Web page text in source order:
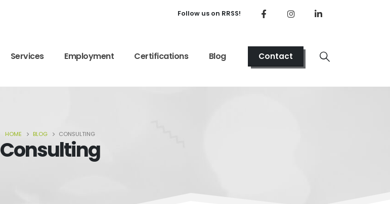
Follow us on RRSS!
Services Employment Certifications Blog Contact
HOME BLOG CONSULTING
Consulting